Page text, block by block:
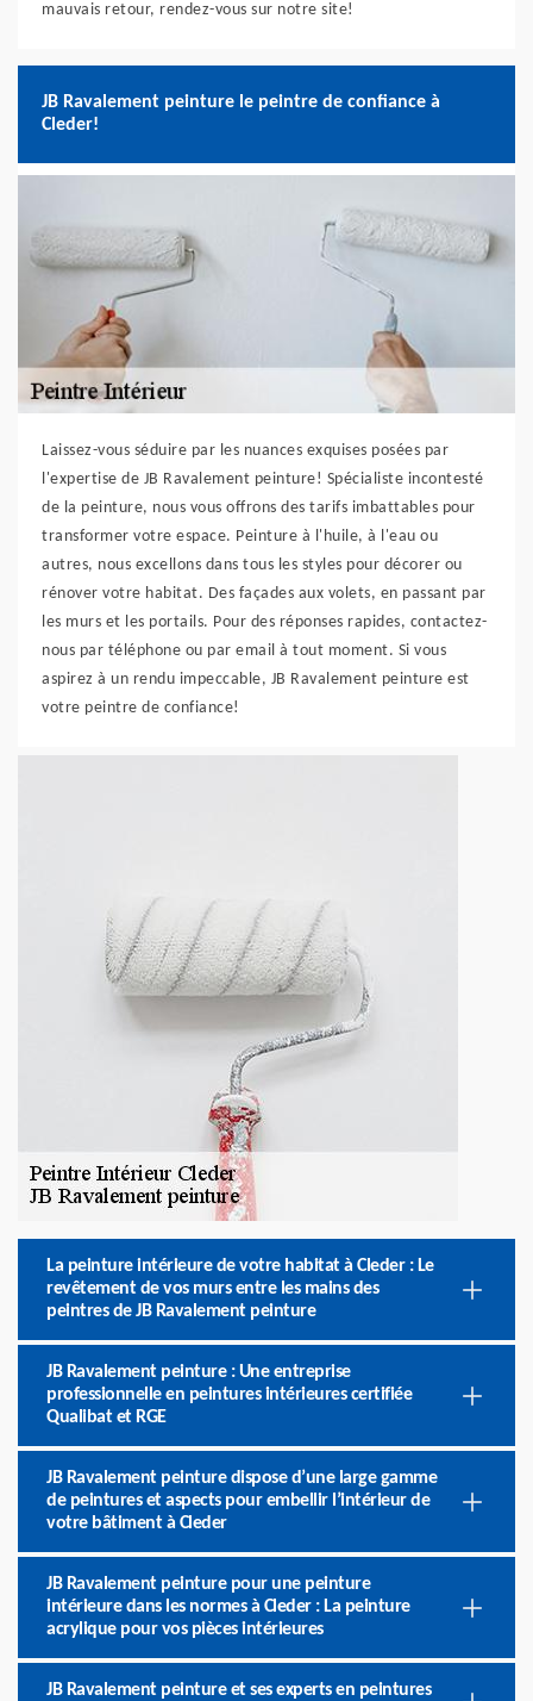
mauvais retour, rendez-vous sur notre site!
JB Ravalement peinture le peintre de confiance à
Cleder!
Laissez-vous séduire par les nuances exquises posées par
l'expertise de JB Ravalement peinture! Spécialiste incontesté
de la peinture, nous vous offrons des tarifs imbattables pour
transformer votre espace. Peinture à l'huile, à l'eau ou
autres, nous excellons dans tous les styles pour décorer ou
rénover votre habitat. Des façades aux volets, en passant par
les murs et les portails. Pour des réponses rapides, contactez-
nous par téléphone ou par email à tout moment. Si vous
aspirez à un rendu impeccable, JB Ravalement peinture est
votre peintre de confiance!
La peinture intérieure de votre habitat à Cleder : Le
revêtement de vos murs entre les mains des
peintres de JB Ravalement peinture
JB Ravalement peinture : Une entreprise
professionnelle en peintures intérieures certifiée
Qualibat et RGE
JB Ravalement peinture dispose d’une large gamme
de peintures et aspects pour embellir l’intérieur de
votre bâtiment à Cleder
JB Ravalement peinture pour une peinture
intérieure dans les normes à Cleder : La peinture
acrylique pour vos pièces intérieures
JB Ravalement peinture et ses experts en peintures